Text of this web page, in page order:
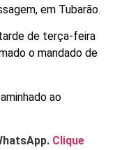
em Tubarão.
de terça-feira
o mandado de
ao
Clique